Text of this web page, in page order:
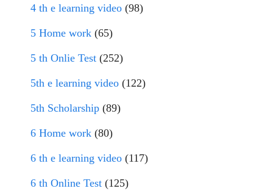
4 th e learning video (98)
5 Home work (65)
5 th Onlie Test (252)
5th e learning video (122)
5th Scholarship (89)
6 Home work (80)
6 th e learning video (117)
6 th Online Test (125)